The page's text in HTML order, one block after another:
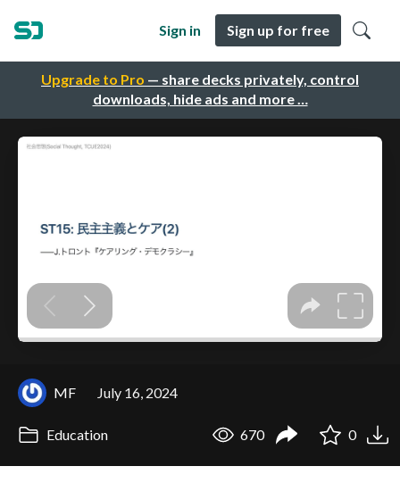
Upgrade to Pro — share decks privately, control
downloads, hide ads and more …
Sign in Sign up for free
MF July 16, 2024
Education 670 0